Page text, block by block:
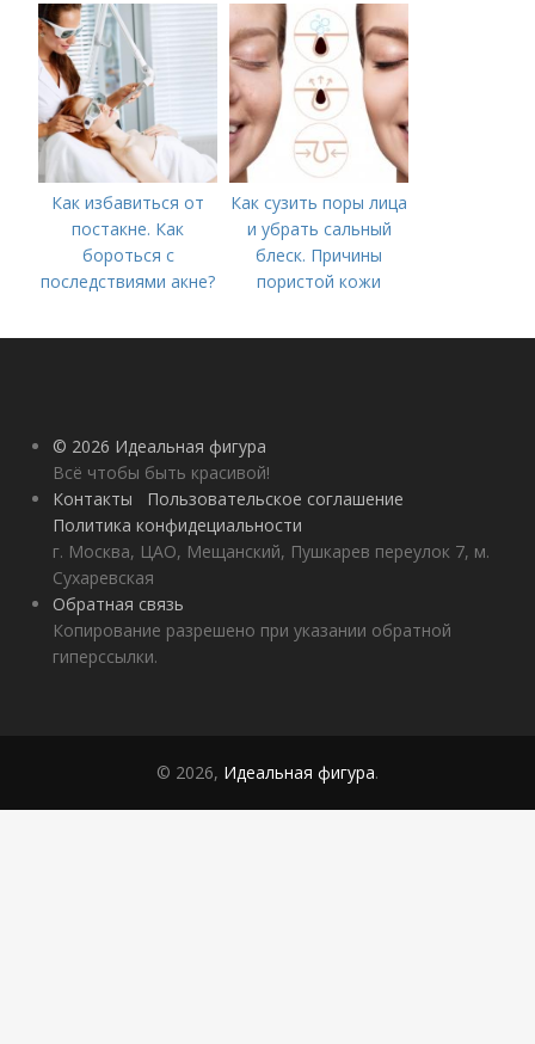
Как избавиться от
постакне. Как
бороться с
последствиями акне?
Как сузить поры лица
и убрать сальный
блеск. Причины
пористой кожи
© 2026 Идеальная фигура
Всё чтобы быть красивой!
Контакты
Пользовательское соглашение
Политика конфидециальности
г. Москва, ЦАО, Мещанский, Пушкарев переулок 7, м.
Сухаревская
Обратная связь
Копирование разрешено при указании обратной
гиперссылки.
© 2026, Идеальная фигура.